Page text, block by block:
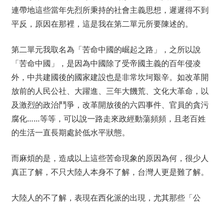
連帶地這些當年先烈所秉持的社會主義思想，遲遲得不到
平反，原因在那裡，這是我在第二單元所要陳述的。
第二單元我取名為「苦命中國的崛起之路」，之所以說
「苦命中國」，是因為中國除了受帝國主義的百年侵凌
外，中共建國後的國家建設也是非常坎坷艱辛。如改革開
放前的人民公社、大躍進、三年大饑荒、文化大革命，以
及激烈的政治鬥爭，改革開放後的六四事件、官員的貪污
腐化……等等，可以說一路走來政經動蕩頻頻，且老百姓
的生活一直長期處於低水平狀態。
而麻煩的是，造成以上這些苦命現象的原因為何，很少人
真正了解，不只大陸人本身不了解，台灣人更是難了解。
大陸人的不了解，表現在西化派的出現，尤其那些「公